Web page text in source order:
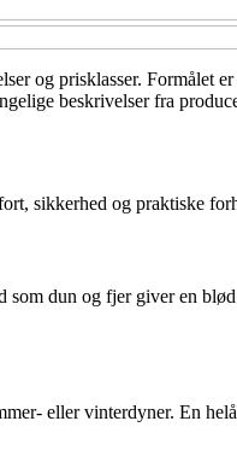
og prisklasser. Formålet
beskrivelser fra
sikkerhed og praktiske
dun og fjer giver en
eller vinterdyner. En